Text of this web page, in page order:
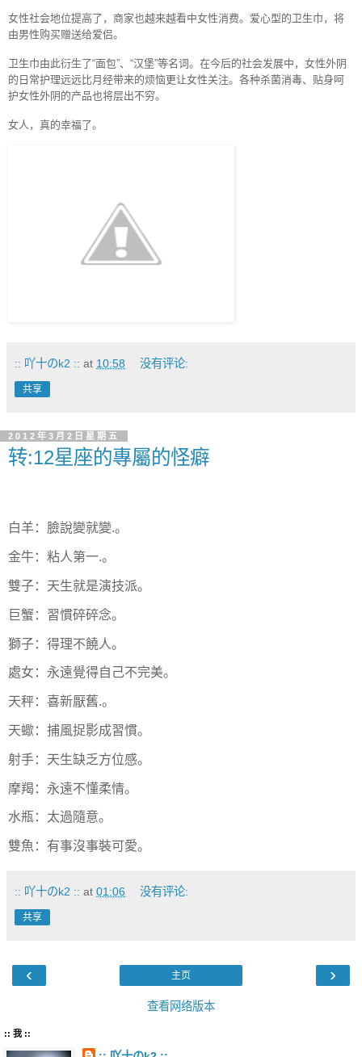
女性社会地位提高了，商家也越来越看中女性消费。爱心型的卫生巾，将
由男性购买赠送给爱侣。
卫生巾由此衍生了“面包”、“汉堡”等名词。在今后的社会发展中，女性外阴
的日常护理远远比月经带来的烦恼更让女性关注。各种杀菌消毒、贴身呵
护女性外阴的产品也将层出不穷。
女人，真的幸福了。
:: 吖十のk2 :: at 10:58 没有评论:
共享
2012年3月2日星期五
转:12星座的專屬的怪癖
白羊：臉說變就變.。
金牛：粘人第一.。
雙子：天生就是演技派。
巨蟹：習慣碎碎念。
獅子：得理不饒人。
處女：永遠覺得自己不完美。
天秤：喜新厭舊.。
天蠍：捕風捉影成習慣。
射手：天生缺乏方位感。
摩羯：永遠不懂柔情。
水瓶：太過隨意。
雙魚：有事沒事裝可愛。
:: 吖十のk2 :: at 01:06 没有评论:
共享
‹ ›
主页
查看网络版本
:: 我 ::